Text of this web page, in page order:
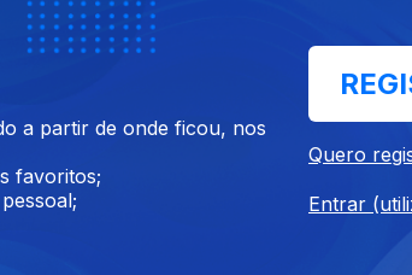
01 out. 2025
a partir de onde ficou, nos
favoritos;
Quero
Entrar